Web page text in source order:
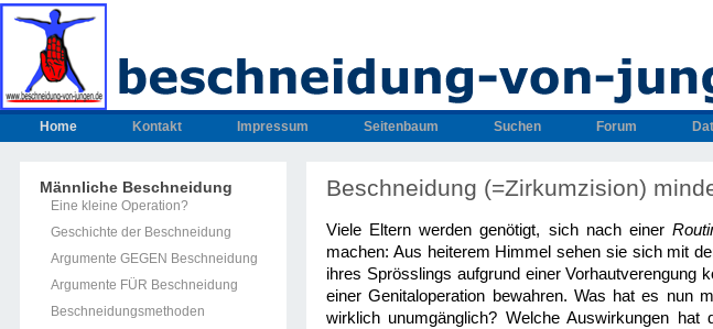
Home Kontakt Impressum Seitenbaum Suchen Forum
Männliche Beschneidung
Eine kleine Operation?
Geschichte der Beschneidung
Argumente GEGEN Beschneidung
Argumente FÜR Beschneidung
Beschneidungsmethoden
Beschneidung (=Zirkumzision)
Viele Eltern werden genötigt, sich nach einer
machen: Aus heiterem Himmel sehen sie sich mit
ihres Sprösslings aufgrund einer Vorhautverengung
einer Genitaloperation bewahren. Was hat es nun
wirklich unumgänglich? Welche Auswirkungen